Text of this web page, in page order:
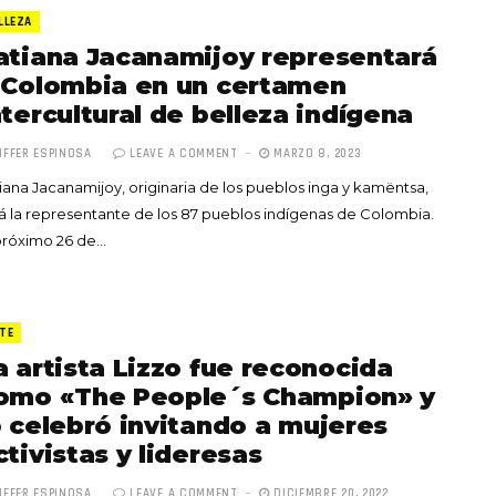
Jacanamijoy representará
en un certamen
de belleza indígena
ESPINOSA LEAVE A COMMENT MARZO 8, 2023
Jacanamijoy, originaria de los pueblos inga y kamëntsa,
la representante de los 87 pueblos indígenas de Colombia.
26 de…
artista Lizzo fue reconocida
«The People´s Champion» y
celebró invitando a mujeres
y lideresas
de Hendrix y
himno por la
las mujeres
COMMENT FEBRERO 16, 2023
Totó la Momposina: el
adiós a la gran